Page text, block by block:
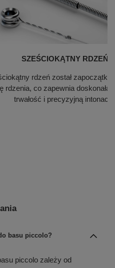
SZEŚCIOKĄTNY RDZEŃ
rdzeń został
rdzenia, co zapewnia
trwałość i precyzyjną
basu piccolo?
piccolo zależy od